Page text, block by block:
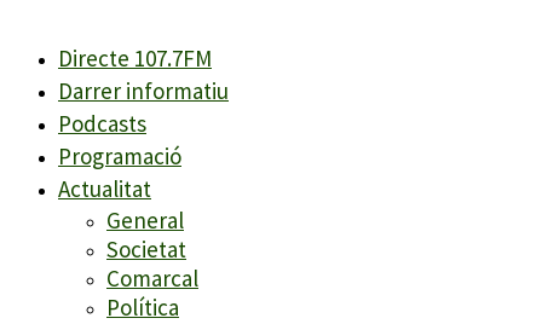
Directe 107.7FM
Darrer informatiu
Podcasts
Programació
Actualitat
General
Societat
Comarcal
Política